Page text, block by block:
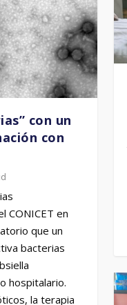
con un
con
CONICET en
que un
bacterias
hospitalario.
la terapia